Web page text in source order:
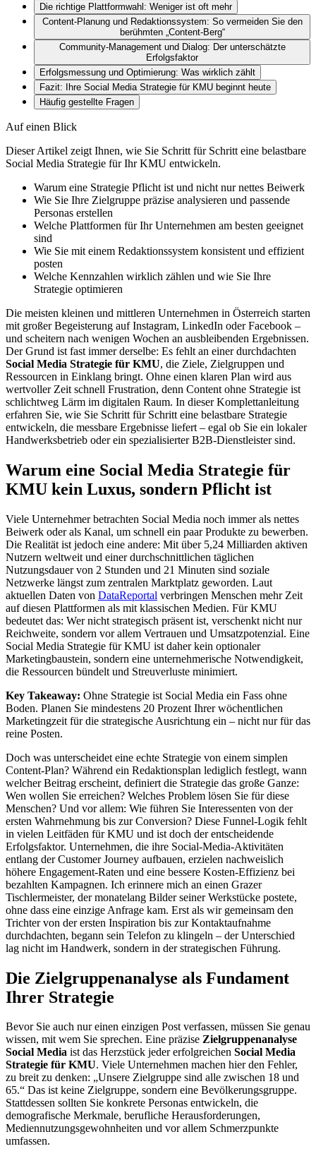
Die richtige Plattformwahl: Weniger ist oft mehr
Content-Planung und Redaktionssystem: So vermeiden Sie den
berühmten „Content-Berg“
Community-Management und Dialog: Der unterschätzte
Erfolgsfaktor
Erfolgsmessung und Optimierung: Was wirklich zählt
Fazit: Ihre Social Media Strategie für KMU beginnt heute
Häufig gestellte Fragen
Auf einen Blick
Dieser Artikel zeigt Ihnen, wie Sie Schritt für Schritt eine belastbare
Social Media Strategie für Ihr KMU entwickeln.
Warum eine Strategie Pflicht ist und nicht nur nettes Beiwerk
Wie Sie Ihre Zielgruppe präzise analysieren und passende
Personas erstellen
Welche Plattformen für Ihr Unternehmen am besten geeignet
sind
Wie Sie mit einem Redaktionssystem konsistent und effizient
posten
Welche Kennzahlen wirklich zählen und wie Sie Ihre
Strategie optimieren
Die meisten kleinen und mittleren Unternehmen in Österreich starten
mit großer Begeisterung auf Instagram, LinkedIn oder Facebook –
und scheitern nach wenigen Wochen an ausbleibenden Ergebnissen.
Der Grund ist fast immer derselbe: Es fehlt an einer durchdachten
Social Media Strategie für KMU, die Ziele, Zielgruppen und
Ressourcen in Einklang bringt. Ohne einen klaren Plan wird aus
wertvoller Zeit schnell Frustration, denn Content ohne Strategie ist
schlichtweg Lärm im digitalen Raum. In dieser Komplettanleitung
erfahren Sie, wie Sie Schritt für Schritt eine belastbare Strategie
entwickeln, die messbare Ergebnisse liefert – egal ob Sie ein lokaler
Handwerksbetrieb oder ein spezialisierter B2B-Dienstleister sind.
Warum eine Social Media Strategie für
KMU kein Luxus, sondern Pflicht ist
Viele Unternehmer betrachten Social Media noch immer als nettes
Beiwerk oder als Kanal, um schnell ein paar Produkte zu bewerben.
Die Realität ist jedoch eine andere: Mit über 5,24 Milliarden aktiven
Nutzern weltweit und einer durchschnittlichen täglichen
Nutzungsdauer von 2 Stunden und 21 Minuten sind soziale
Netzwerke längst zum zentralen Marktplatz geworden. Laut
aktuellen Daten von DataReportal verbringen Menschen mehr Zeit
auf diesen Plattformen als mit klassischen Medien. Für KMU
bedeutet das: Wer nicht strategisch präsent ist, verschenkt nicht nur
Reichweite, sondern vor allem Vertrauen und Umsatzpotenzial. Eine
Social Media Strategie für KMU ist daher kein optionaler
Marketingbaustein, sondern eine unternehmerische Notwendigkeit,
die Ressourcen bündelt und Streuverluste minimiert.
Key Takeaway: Ohne Strategie ist Social Media ein Fass ohne
Boden. Planen Sie mindestens 20 Prozent Ihrer wöchentlichen
Marketingzeit für die strategische Ausrichtung ein – nicht nur für das
reine Posten.
Doch was unterscheidet eine echte Strategie von einem simplen
Content-Plan? Während ein Redaktionsplan lediglich festlegt, wann
welcher Beitrag erscheint, definiert die Strategie das große Ganze:
Wen wollen Sie erreichen? Welches Problem lösen Sie für diese
Menschen? Und vor allem: Wie führen Sie Interessenten von der
ersten Wahrnehmung bis zur Conversion? Diese Funnel-Logik fehlt
in vielen Leitfäden für KMU und ist doch der entscheidende
Erfolgsfaktor. Unternehmen, die ihre Social-Media-Aktivitäten
entlang der Customer Journey aufbauen, erzielen nachweislich
höhere Engagement-Raten und eine bessere Kosten-Effizienz bei
bezahlten Kampagnen. Ich erinnere mich an einen Grazer
Tischlermeister, der monatelang Bilder seiner Werkstücke postete,
ohne dass eine einzige Anfrage kam. Erst als wir gemeinsam den
Trichter von der ersten Inspiration bis zur Kontaktaufnahme
durchdachten, begann sein Telefon zu klingeln – der Unterschied
lag nicht im Handwerk, sondern in der strategischen Führung.
Die Zielgruppenanalyse als Fundament
Ihrer Strategie
Bevor Sie auch nur einen einzigen Post verfassen, müssen Sie genau
wissen, mit wem Sie sprechen. Eine präzise Zielgruppenanalyse
Social Media ist das Herzstück jeder erfolgreichen Social Media
Strategie für KMU. Viele Unternehmen machen hier den Fehler,
zu breit zu denken: „Unsere Zielgruppe sind alle zwischen 18 und
65.“ Das ist keine Zielgruppe, sondern eine Bevölkerungsgruppe.
Stattdessen sollten Sie konkrete Personas entwickeln, die
demografische Merkmale, berufliche Herausforderungen,
Mediennutzungsgewohnheiten und vor allem Schmerzpunkte
umfassen.